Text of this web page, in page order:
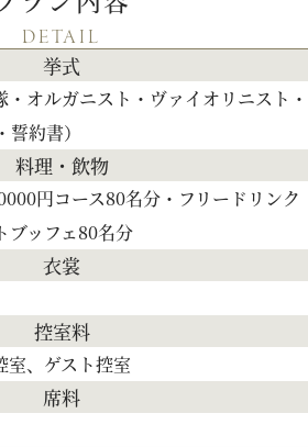
リーご利用の方はこちら
お問い合わせ
ーポリシー
DETAIL
挙式
オルガニスト・ヴァイオリニスト・
約書）
料理・飲物
円コース80名分・フリードリンク
ブッフェ80名分
衣裳
控室料
室、ゲスト控室
席料